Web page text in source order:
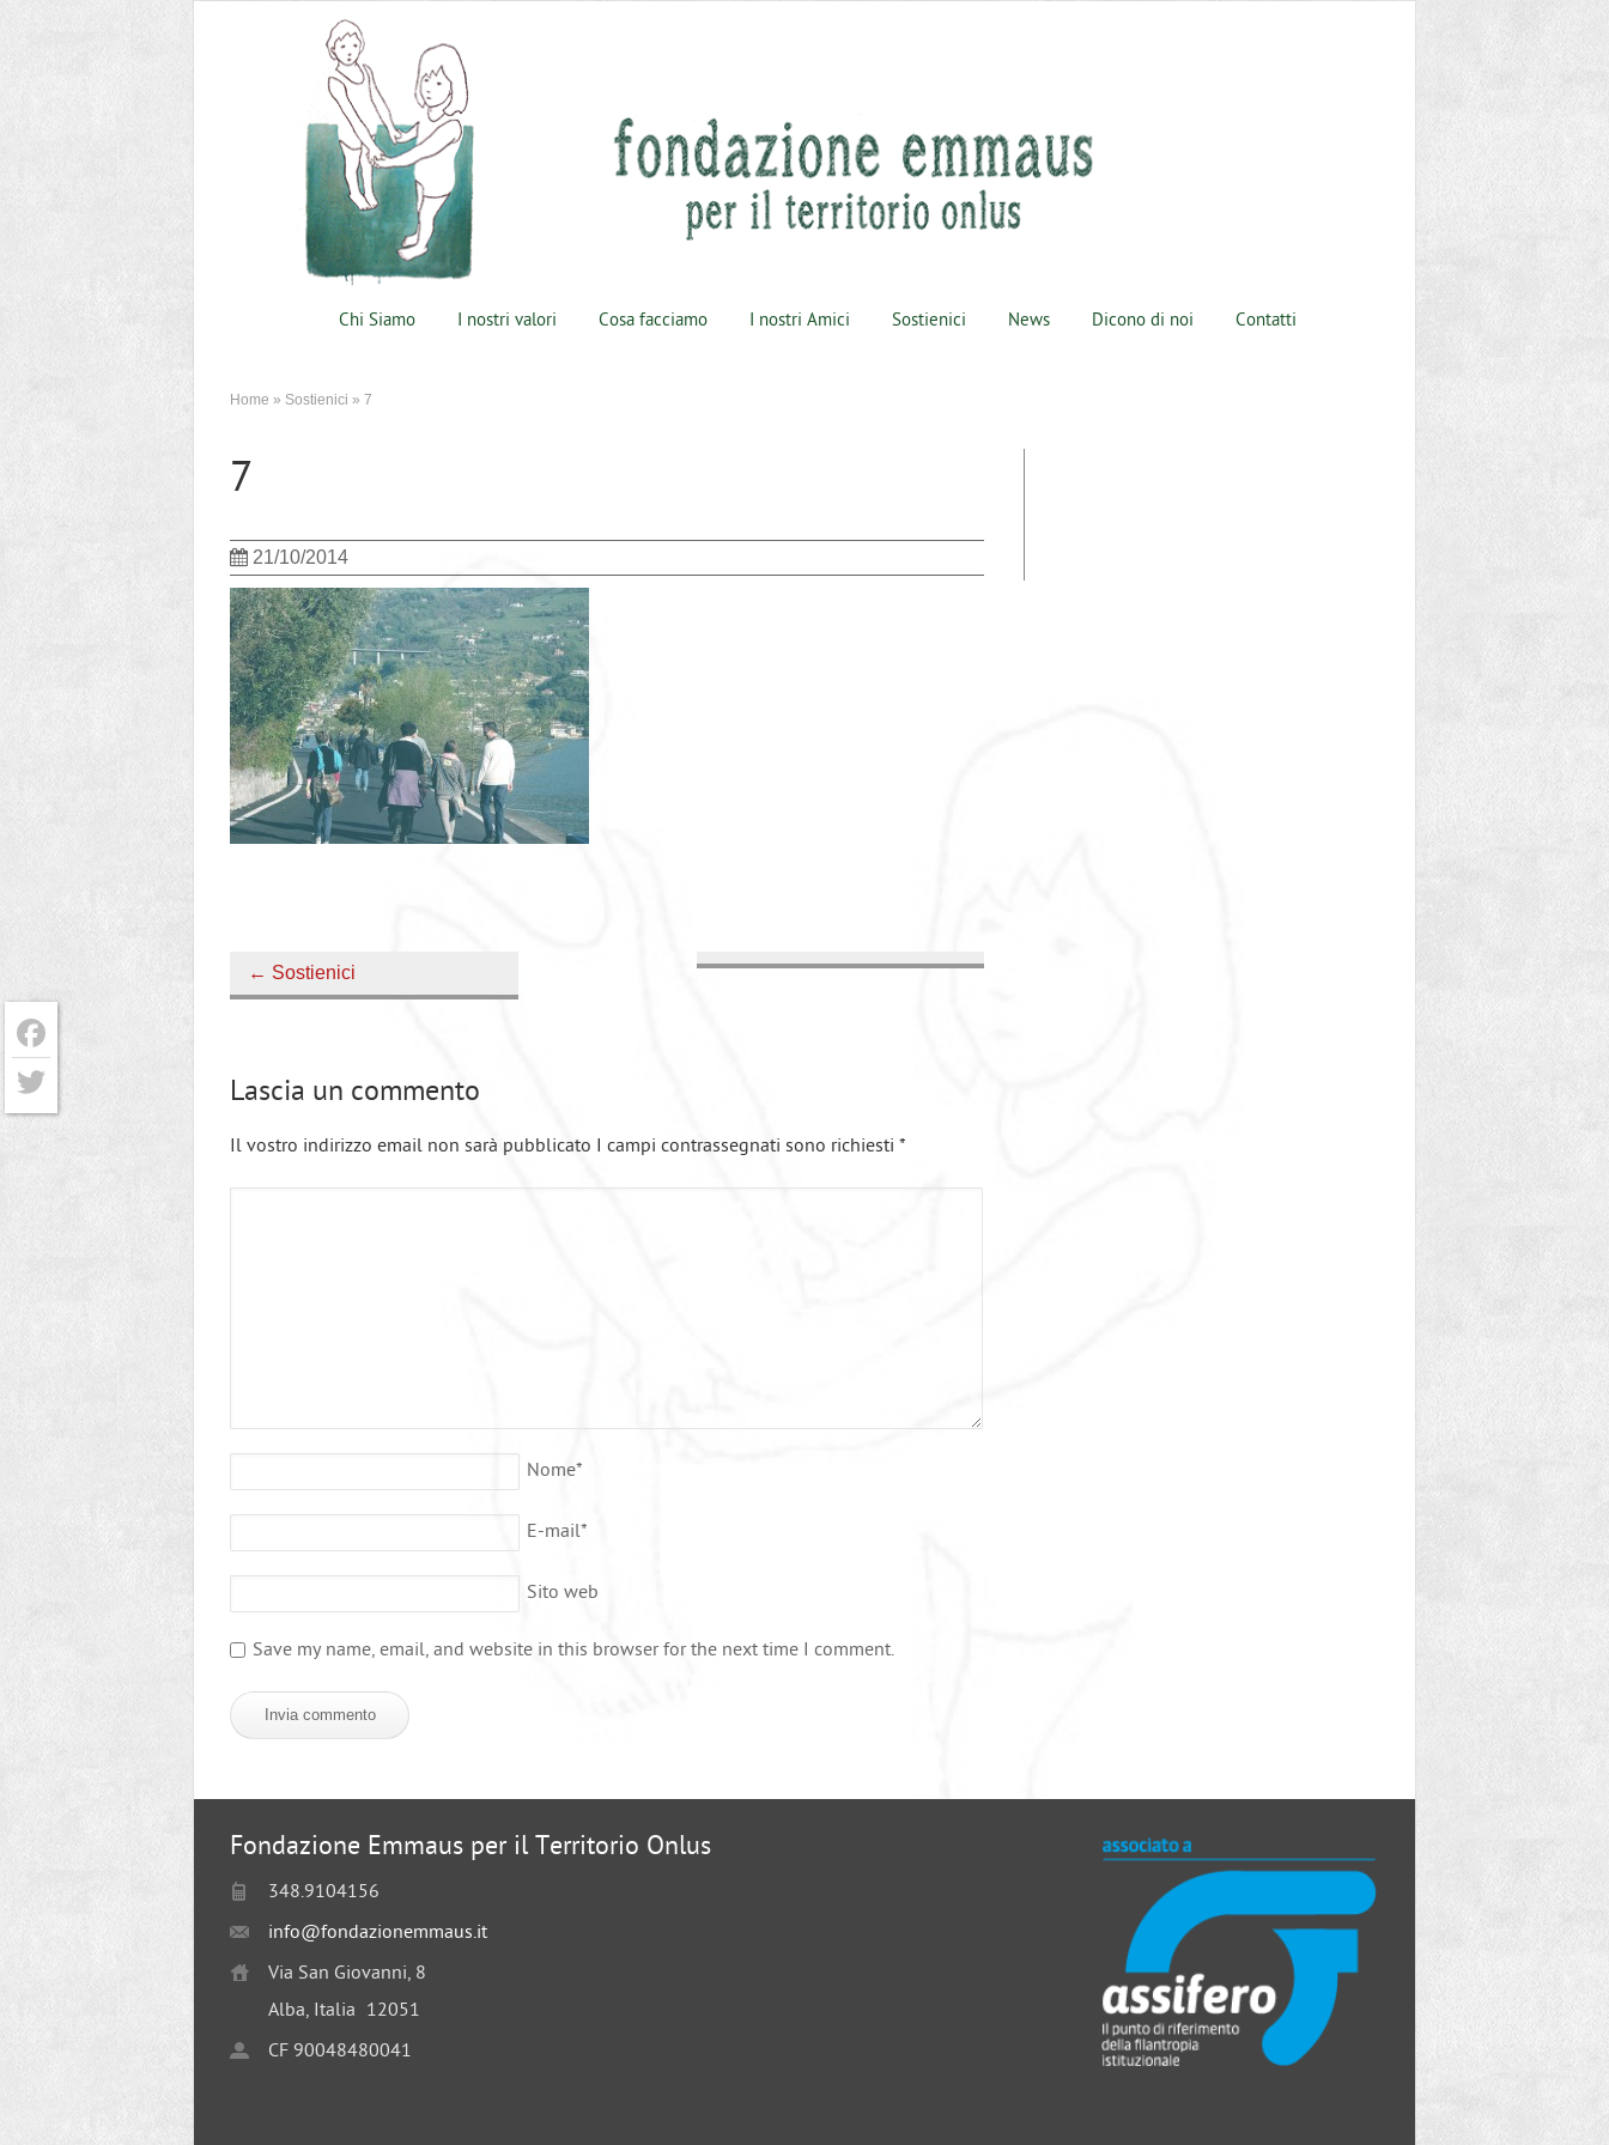
Chi Siamo I nostri valori Cosa facciamo I nostri Amici Sostienici News Dicono di noi Contatti
Home » Sostienici » 7
7
21/10/2014
← Sostienici
Lascia un commento
Il vostro indirizzo email non sarà pubblicato I campi contrassegnati sono richiesti *
Nome*
E-mail*
Sito web
Save my name, email, and website in this browser for the next time I comment.
Fondazione Emmaus per il Territorio Onlus
348.9104156
info@fondazionemmaus.it
Via San Giovanni, 8
Alba, Italia 12051
CF 90048480041
Facebook
Twitter